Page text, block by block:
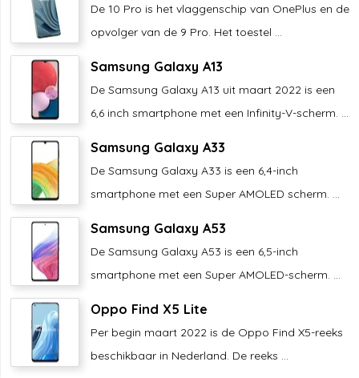
De 10 Pro is het vlaggenschip van OnePlus en de
opvolger van de 9 Pro. Het toestel ...
Samsung Galaxy A13
De Samsung Galaxy A13 uit maart 2022 is een
6,6 inch smartphone met een Infinity-V-scherm. ...
Samsung Galaxy A33
De Samsung Galaxy A33 is een 6,4-inch
smartphone met een Super AMOLED scherm. ...
Samsung Galaxy A53
De Samsung Galaxy A53 is een 6,5-inch
smartphone met een Super AMOLED-scherm. ...
Oppo Find X5 Lite
Per begin maart 2022 is de Oppo Find X5-reeks
beschikbaar in Nederland. De reeks ...